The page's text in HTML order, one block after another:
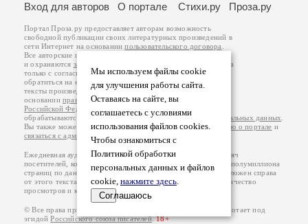
Мы используем файлы cookie
для улучшения работы сайта.
Оставаясь на сайте, вы
соглашаетесь с условиями
использования файлов cookies.
Чтобы ознакомиться с
Политикой обработки
персональных данных и файлов
cookie, нажмите здесь.
Соглашаюсь
Вход для авторов
О портале Стихи.ру Проза.ру
Портал Проза.ру предоставляет авторам возможность
свободной публикации своих литературных произведений в
сети Интернет на основаниипользовательского договора
Все авторские права на произведения принадлежат авторам
и охраняются законом
. Перепечатка произведений возможна
только с согласия его автора, к которому вы можете
обратиться на его авторской странице. Ответственность за
тексты произведений авторы несут самостоятельно на
основанииправил публикацииизаконодательства
Российской Федерации
обрабатываются на основанииПолитики обработки персональных данных
Вы также можете посмотреть более подробнуюинформацию о портале и
связаться с администрацией
Ежедневная аудитория портала Проза.ру – порядка 100 тысяч
посетителей, которые в общей сумме просматривают более полумиллиона
страниц по данным счетчика посещаемости, который расположен справа
от этого текста. В каждой графе указано по две цифры: количество
просмотров и количество посетителей.
© Все права принадлежат авторам, 2000-2026. Портал работает под
эгидойРоссийского союза писателей.18+